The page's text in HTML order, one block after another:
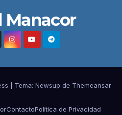
Manacor
Tema: Newsup de Themeansar
ContactoPolítica de Privacidad